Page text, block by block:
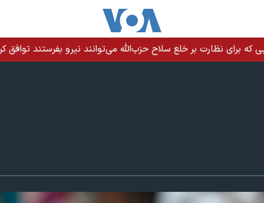
که برای نظارت بر خلع سلاح حزب‌الله می‌توانند نیرو بفرستند توافق